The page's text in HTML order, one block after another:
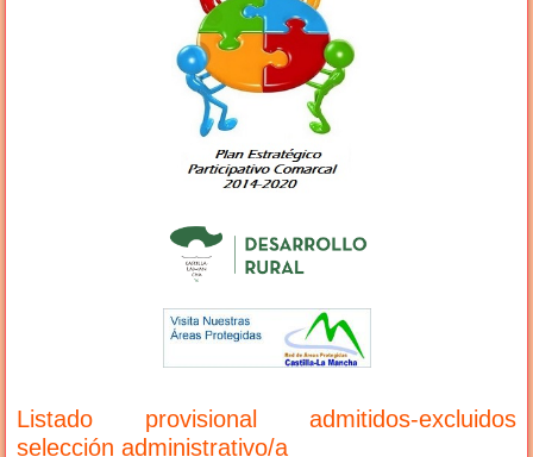
Listado provisional admitidos-excluidos
selección administrativo/a